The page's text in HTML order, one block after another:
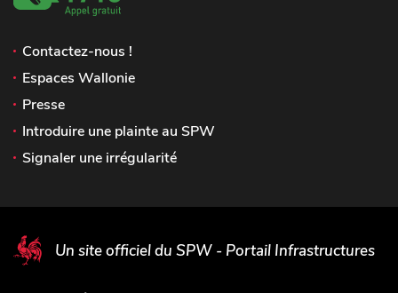
Contactez-nous !
Espaces Wallonie
Presse
Introduire une plainte au SPW
Signaler une irrégularité
Un site officiel du SPW - Portail Infrastructures